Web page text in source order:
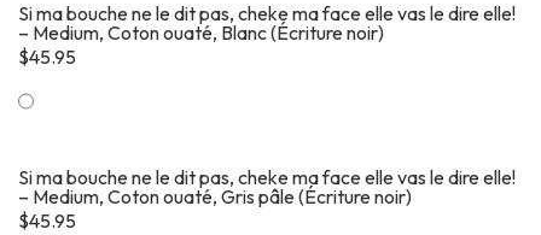
Si ma bouche ne le dit pas, cheke ma face elle vas le dire elle!
– Medium, Coton ouaté, Blanc (Écriture noir)
$45.95
Si ma bouche ne le dit pas, cheke ma face elle vas le dire elle!
– Medium, Coton ouaté, Gris pâle (Écriture noir)
$45.95